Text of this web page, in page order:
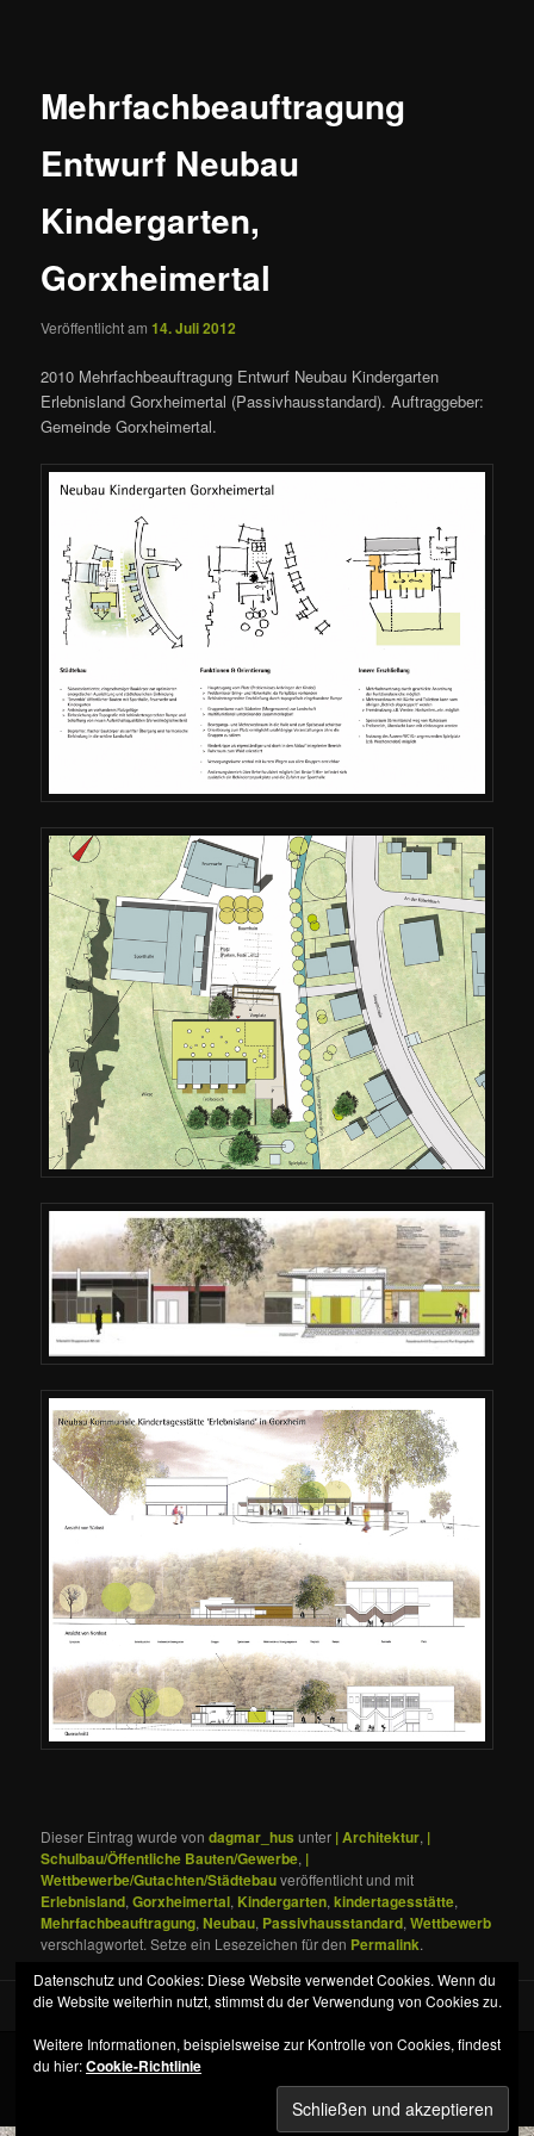
Mehrfachbeauftragung
Entwurf Neubau
Kindergarten,
Gorxheimertal
Veröffentlicht am14. Juli 2012
2010 Mehrfachbeauftragung Entwurf Neubau Kindergarten
Erlebnisland Gorxheimertal (Passivhausstandard). Auftraggeber:
Gemeinde Gorxheimertal.
Dieser Eintrag wurde vondagmar_hus unter | Architektur, |
Schulbau/Öffentliche Bauten/Gewerbe, |
Wettbewerbe/Gutachten/Städtebauveröffentlicht und mit
Erlebnisland,Gorxheimertal, Kindergarten,kindertagesstätte,
Mehrfachbeauftragung,Neubau, Passivhausstandard,Wettbewerb
verschlagwortet. Setze ein Lesezeichen für den Permalink.
Datenschutz
Datenschutz und Cookies: Diese Website verwendet Cookies. Wenn du
die Website weiterhin nutzt, stimmst du der Verwendung von Cookies zu.
Weitere Informationen, beispielsweise zur Kontrolle von Cookies, findest
du hier:Cookie-Richtlinie